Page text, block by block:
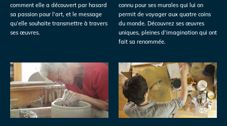
comment elle a découvert par hasard
sa passion pour l’art, et le message
qu’elle souhaite transmettre à travers
ses œuvres.
connu pour ses murales qui lui on
permit de voyager aux quatre coins
du monde. Découvrez ses œuvres
uniques, pleines d’imagination qui ont
fait sa renommée.